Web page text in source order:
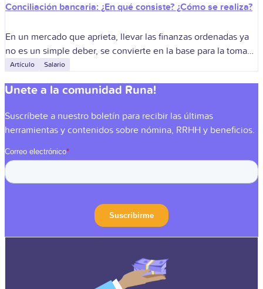
Conciliación bancaria: ¿En qué consiste? ¿Cómo se realiza?
En un mercado que aprieta, llevar las finanzas ordenadas ya
no es un simple deber, se convierte en la base para la toma
de decisiones estratégicas con la seguridad de
Artículo Salario
Unete a la comunidad Runa!
Suscríbete a nuestro boletín para recibir las últimas
herramientas y contenidos sobre nómina, RRHH y beneficios.